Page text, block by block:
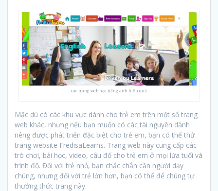
các trang web học tiếng anh hiệu quả
Mặc dù có các khu vực dành cho trẻ em trên một số trang
web khác, nhưng nếu bạn muốn có các tài nguyên dành
riêng được phát triển đặc biệt cho trẻ em, bạn có thể thử
trang website FredisaLearns. Trang web này cung cấp các
trò chơi, bài học, video, câu đố cho trẻ em ở mọi lứa tuổi và
trình độ. Đối với trẻ nhỏ, bạn chắc chắn cần người dạy
chúng, nhưng đối với trẻ lớn hơn, bạn có thể để chúng tự
thưởng thức trang này.